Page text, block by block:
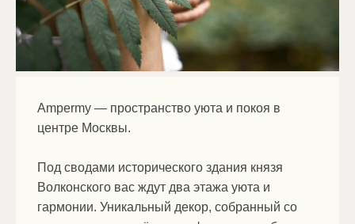
Ampermy — пространство уюта и покоя в
центре Москвы.
Под сводами исторического здания князя
Волконского вас ждут два этажа уюта и
гармонии. Уникальный декор, собранный со